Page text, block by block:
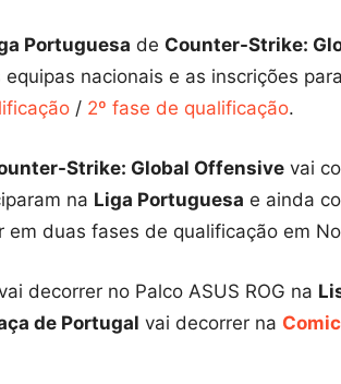
Portuguesa de Counter-Strike:
nacionais e as inscrições
/ 2º fase de qualificação.
Strike: Global Offensive vai
na Liga Portuguesa e ainda
em duas fases de qualificação em
decorrer no Palco ASUS ROG na
de Portugal vai decorrer na